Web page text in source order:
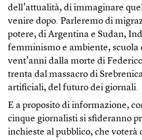
dell’attualità, di immaginare
venire dopo. Parleremo di
potere, di Argentina e Sudan,
femminismo e ambiente, scuola
vent’anni dalla morte di
trenta dal massacro di
artificiali, del futuro dei giornali.
E a proposito di informazione,
cinque giornalisti si sfideranno
inchieste al pubblico, che voterà